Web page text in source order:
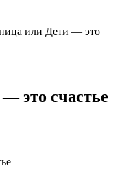
или Дети — это
это счастье